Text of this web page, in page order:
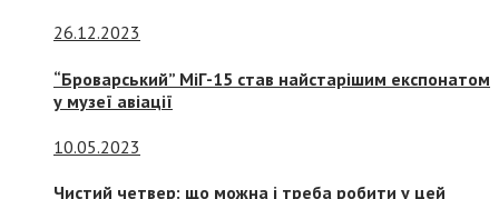
26.12.2023
“Броварський” МіГ-15 став найстарішим експонатом
у музеї авіації
10.05.2023
Чистий четвер: що можна і треба робити у цей